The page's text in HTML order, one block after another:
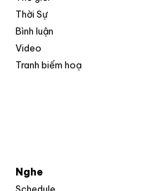
Thời Sự
Bình luận
Video
Tranh biếm hoạ
Nghe